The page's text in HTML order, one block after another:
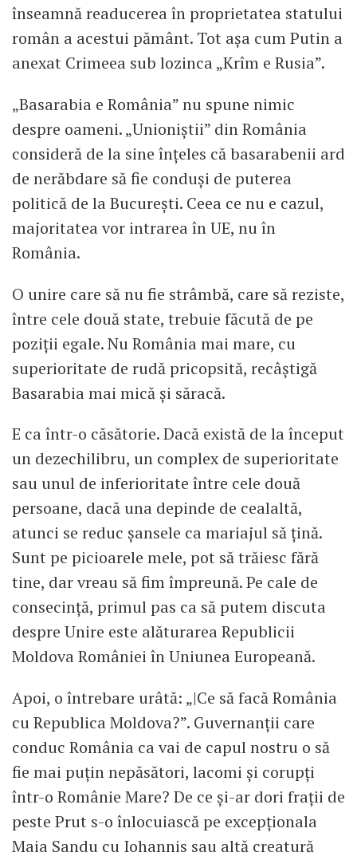
înseamnă readucerea în proprietatea statului
român a acestui pământ. Tot așa cum Putin a
anexat Crimeea sub lozinca „Krîm e Rusia”.
„Basarabia e România” nu spune nimic
despre oameni. „Unioniștii” din România
consideră de la sine înțeles că basarabenii ard
de nerăbdare să fie conduși de puterea
politică de la București. Ceea ce nu e cazul,
majoritatea vor intrarea în UE, nu în
România.
O unire care să nu fie strâmbă, care să reziste,
între cele două state, trebuie făcută de pe
poziții egale. Nu România mai mare, cu
superioritate de rudă pricopsită, recâștigă
Basarabia mai mică și săracă.
E ca într-o căsătorie. Dacă există de la început
un dezechilibru, un complex de superioritate
sau unul de inferioritate între cele două
persoane, dacă una depinde de cealaltă,
atunci se reduc șansele ca mariajul să țină.
Sunt pe picioarele mele, pot să trăiesc fără
tine, dar vreau să fim împreună. Pe cale de
consecință, primul pas ca să putem discuta
despre Unire este alăturarea Republicii
Moldova României în Uniunea Europeană.
Apoi, o întrebare urâtă: „|Ce să facă România
cu Republica Moldova?”. Guvernanții care
conduc România ca vai de capul nostru o să
fie mai puțin nepăsători, lacomi și corupți
într-o Românie Mare? De ce și-ar dori frații de
peste Prut s-o înlocuiască pe excepționala
Maia Sandu cu Iohannis sau altă creatură